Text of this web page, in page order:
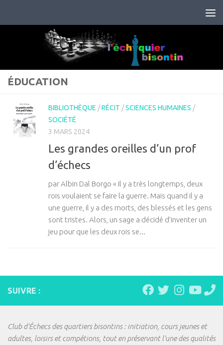
ÉDUCATION
BIBLIOTHÈQUE /RÉCIT /SCIENCES HUMAINES /
SOCIÉTÉ
3 MARS 2024
Les grandes oreilles d’un prof
d’échecs
par Albin Dal Borgo « Il y a très longtemps, deux
rois voulaient se faire la guerre. Mais quand il y a
une guerre, il y a des morts, des blessés et les gens
sont tristes. Alors, un sage a décidé d’inventer un
jeu pour que les deux rois se...
SUIVRE :
Club d'Échecs des quartiers bisontins : initiation, cours jeunes et
adultes, loisirs et compétions, tout en préservant l'une des qualités